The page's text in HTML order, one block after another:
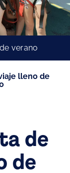
verano
lleno de
de
de